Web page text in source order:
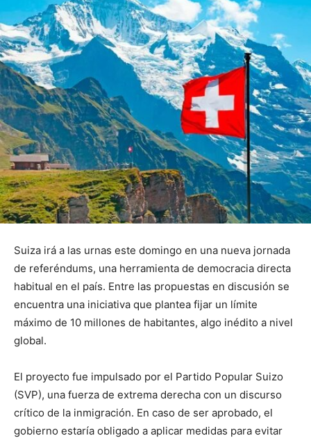
Suiza irá a las urnas este domingo en una nueva jornada
de referéndums, una herramienta de democracia directa
habitual en el país. Entre las propuestas en discusión se
encuentra una iniciativa que plantea fijar un límite
máximo de 10 millones de habitantes, algo inédito a nivel
global.
El proyecto fue impulsado por el Partido Popular Suizo
(SVP), una fuerza de extrema derecha con un discurso
crítico de la inmigración. En caso de ser aprobado, el
gobierno estaría obligado a aplicar medidas para evitar